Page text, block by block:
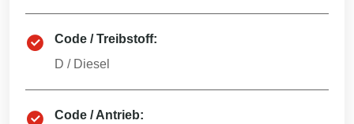
Code / Treibstoff:
D / Diesel
Code / Antrieb: